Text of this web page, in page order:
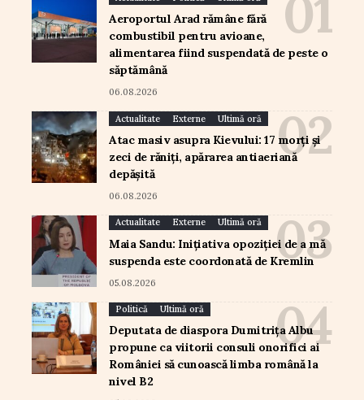
Aeroportul Arad rămâne fără
combustibil pentru avioane,
alimentarea fiind suspendată de peste o
săptămână
06.08.2026
Actualitate Externe Ultimă oră
Atac masiv asupra Kievului: 17 morți și
zeci de răniți, apărarea antiaeriană
depășită
06.08.2026
Actualitate Externe Ultimă oră
Maia Sandu: Inițiativa opoziției de a mă
suspenda este coordonată de Kremlin
05.08.2026
Politică Ultimă oră
Deputata de diaspora Dumitrița Albu
propune ca viitorii consuli onorifici ai
României să cunoască limba română la
nivel B2